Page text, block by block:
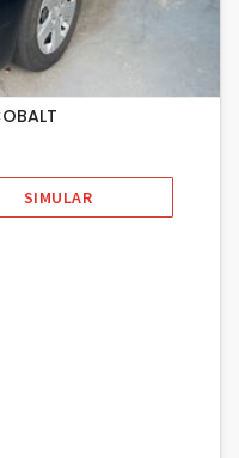
SIMULAR